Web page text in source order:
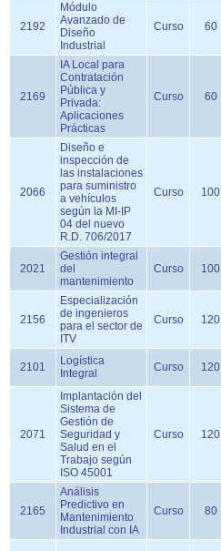
2192
Módulo
Avanzado de
Diseño
Industrial
Curso 60
2169
IA Local para
Contratación
Pública y
Privada:
Aplicaciones
Prácticas
Curso 60
2066
Diseño e
inspección de
las instalaciones
para suministro
a vehículos
según la MI-IP
04 del nuevo
R.D. 706/2017
Curso 100
2021
Gestión integral
del
mantenimiento
Curso 100
2156
Especialización
de ingenieros
para el sector de
ITV
Curso 120
2101
Logística
Integral
Curso 120
2071
Implantación del
Sistema de
Gestión de
Seguridad y
Salud en el
Trabajo según
ISO 45001
Curso 120
2165
Análisis
Predictivo en
Mantenimiento
Industrial con IA
Curso 80